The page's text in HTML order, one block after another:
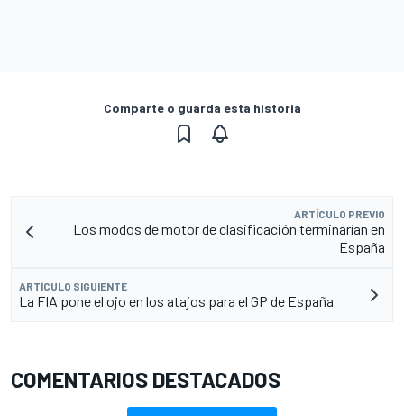
Comparte o guarda esta historia
ARTÍCULO PREVIO
Los modos de motor de clasificación terminarían en
España
ARTÍCULO SIGUIENTE
La FIA pone el ojo en los atajos para el GP de España
COMENTARIOS DESTACADOS